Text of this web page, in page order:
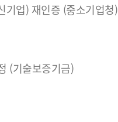
기업) 재인증 (중소기업청)
(기술보증기금)